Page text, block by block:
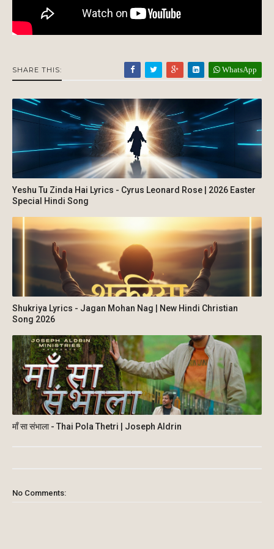
SHARE THIS: WhatsApp
Yeshu Tu Zinda Hai Lyrics - Cyrus Leonard Rose | 2026 Easter
Special Hindi Song
Shukriya Lyrics - Jagan Mohan Nag | New Hindi Christian
Song 2026
माँ सा संभाला - Thai Pola Thetri | Joseph Aldrin
No Comments: